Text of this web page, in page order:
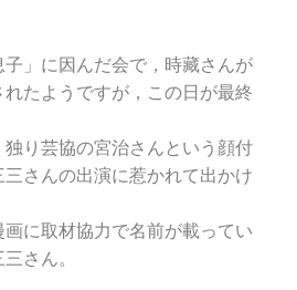
」に因んだ会で，時藏さんが
たようですが，この日が最終
り芸協の宮治さんという顔付
さんの出演に惹かれて出かけ
に取材協力で名前が載ってい
さん。